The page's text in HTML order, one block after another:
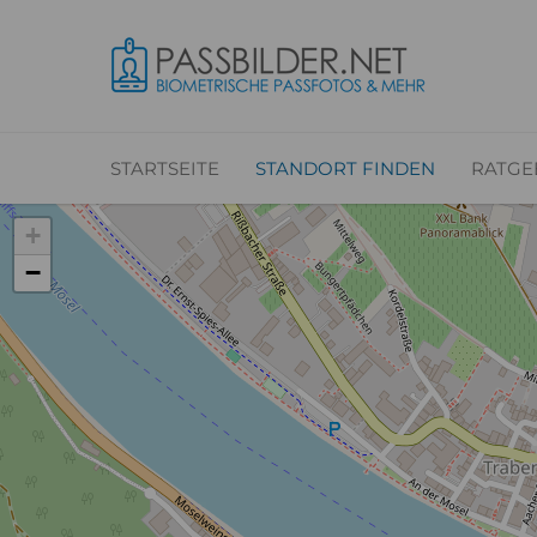
STARTSEITE STANDORT FINDEN
+
−